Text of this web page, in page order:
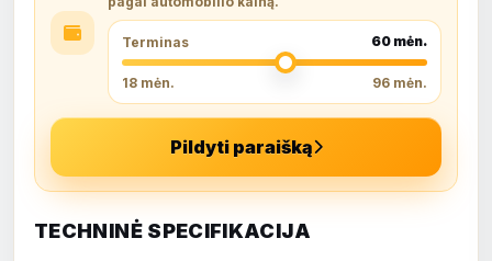
Terminas 60 mėn.
18 mėn. 96 mėn.
Pildyti paraišką
TECHNINĖ SPECIFIKACIJA